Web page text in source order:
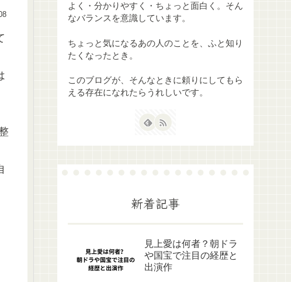
よく・分かりやすく・ちょっと面白く。そん
なバランスを意識しています。
ちょっと気になるあの人のことを、ふと知り
たくなったとき。
このブログが、そんなときに頼りにしてもら
える存在になれたらうれしいです。
新着記事
見上愛は何者？朝ドラ
や国宝で注目の経歴と
出演作